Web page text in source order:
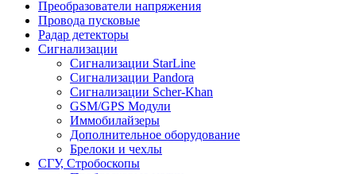
Преобразователи напряжения
Провода пусковые
Радар детекторы
Сигнализации
Сигнализации StarLine
Сигнализации Pandora
Сигнализации Scher-Khan
GSM/GPS Модули
Иммобилайзеры
Дополнительное оборудование
Брелоки и чехлы
СГУ, Стробоскопы